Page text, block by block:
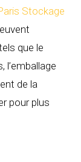
Stockage
que le
l’emballage
de la
pour plus